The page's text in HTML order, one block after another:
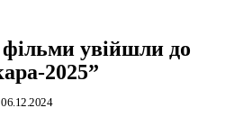
фільми увійшли до
2025”
06.12.2024